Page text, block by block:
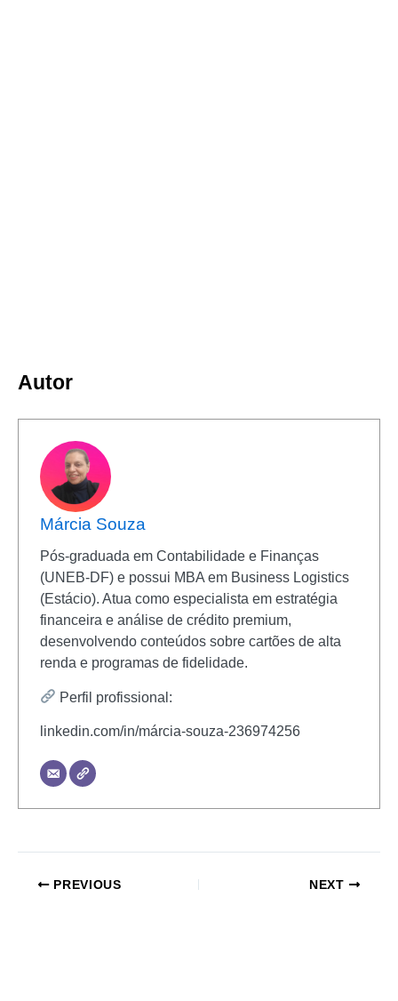
Autor
Márcia Souza
Pós-graduada em Contabilidade e Finanças
(UNEB-DF) e possui MBA em Business Logistics
(Estácio). Atua como especialista em estratégia
financeira e análise de crédito premium,
desenvolvendo conteúdos sobre cartões de alta
renda e programas de fidelidade.
Perfil profissional:
linkedin.com/in/márcia-souza-236974256
PREVIOUS NEXT